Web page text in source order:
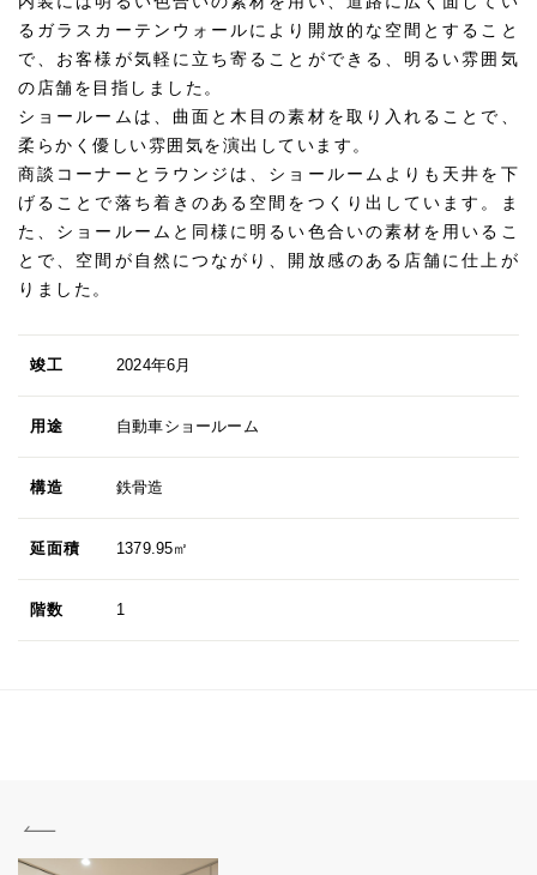
るガラスカーテンウォールにより開放的な空間とすること
で、お客様が気軽に立ち寄ることができる、明るい雰囲気
の店舗を目指しました。
ショールームは、曲面と木目の素材を取り入れることで、
柔らかく優しい雰囲気を演出しています。
商談コーナーとラウンジは、ショールームよりも天井を下
げることで落ち着きのある空間をつくり出しています。ま
た、ショールームと同様に明るい色合いの素材を用いるこ
とで、空間が自然につながり、開放感のある店舗に仕上が
りました。
竣工 2024年6月
用途 自動車ショールーム
構造 鉄骨造
延面積 1379.95㎡
階数 1